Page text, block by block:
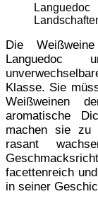
Die
Languedoc
Klasse. Sie
Weißweinen
aromatische
machen sie zu
rasant
facettenreich
in seiner